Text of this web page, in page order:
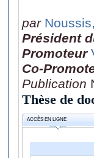
par
Président
Promoteur
Co-
Publication
Thèse de
ACCÈS EN LIGNE